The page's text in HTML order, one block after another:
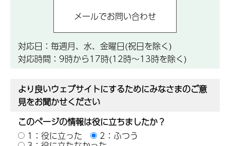
対応日：毎週月、水、金曜日(祝日を除く)
対応時間：9時から17時(12時～13時を除く)
より良いウェブサイトにするためにみなさまのご意
見をお聞かせください
このページの情報は役に立ちましたか？
1：役に立った
2：ふつう